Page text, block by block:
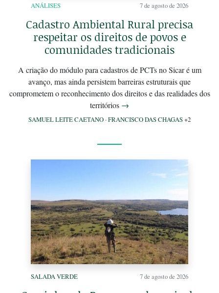
ANÁLISES 7 de agosto de 2026
Cadastro Ambiental Rural precisa
respeitar os direitos de povos e
comunidades tradicionais
A criação do módulo para cadastros de PCTs no Sicar é um
avanço, mas ainda persistem barreiras estruturais que
comprometem o reconhecimento dos direitos e das realidades dos
territórios →
SAMUEL LEITE CAETANO ·FRANCISCO DAS CHAGAS+2
SALADA VERDE 7 de agosto de 2026